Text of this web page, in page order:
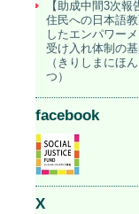
【助成中間3次
住民への日本語
したエンパワー
受け入れ体制の基
（きりしまにほ
つ）
facebook
X